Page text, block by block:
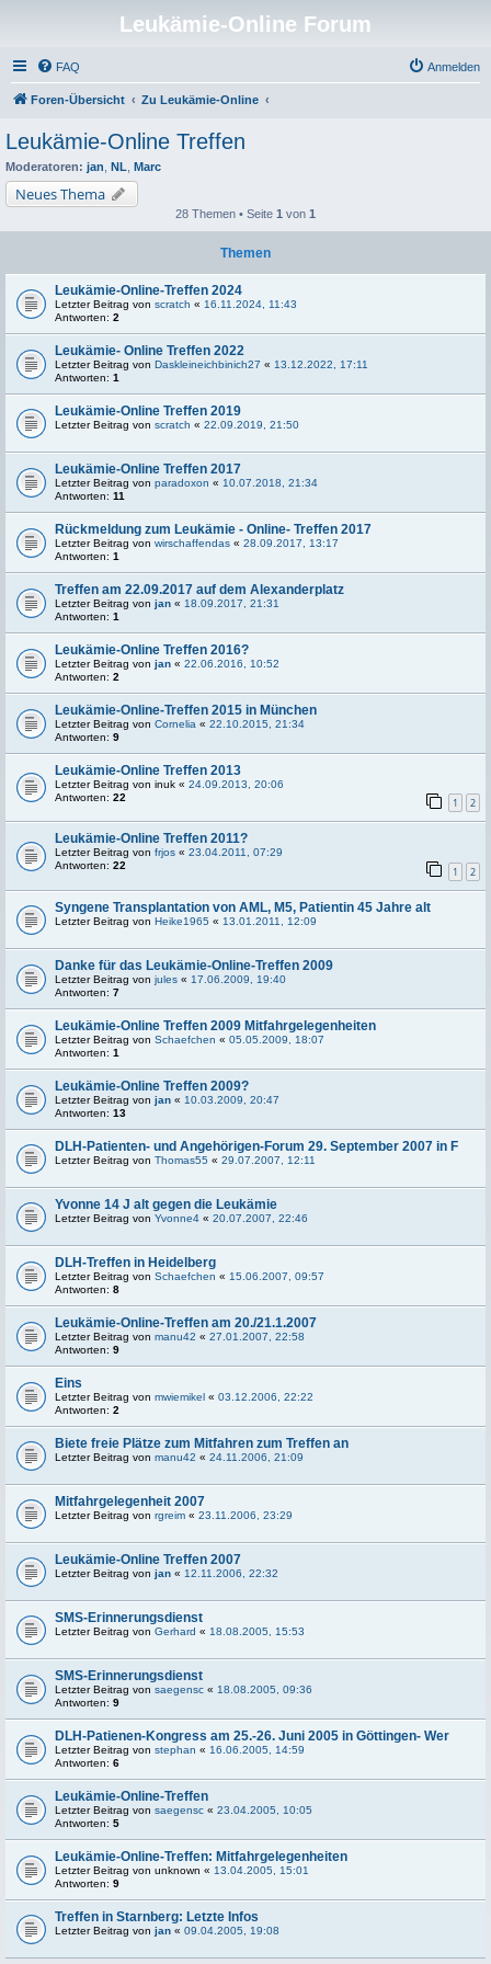
Leukämie-Online Forum
FAQ Anmelden
Foren-Übersicht Zu Leukämie-Online
Leukämie-Online Treffen
Moderatoren: jan NL Marc
Neues Thema
28 Themen • Seite 1 von 1
Themen
Leukämie-Online-Treffen 2024
Letzter Beitrag von scratch « 16.11.2024, 11:43
Antworten: 2
Leukämie- Online Treffen 2022
Letzter Beitrag von Daskleineichbinich27 « 13.12.2022, 17:11
Antworten: 1
Leukämie-Online Treffen 2019
Letzter Beitrag von scratch « 22.09.2019, 21:50
Leukämie-Online Treffen 2017
Letzter Beitrag von paradoxon « 10.07.2018, 21:34
Antworten: 11
Rückmeldung zum Leukämie - Online- Treffen 2017
Letzter Beitrag von wirschaffendas « 28.09.2017, 13:17
Antworten: 1
Treffen am 22.09.2017 auf dem Alexanderplatz
Letzter Beitrag von jan « 18.09.2017, 21:31
Antworten: 1
Leukämie-Online Treffen 2016?
Letzter Beitrag von jan « 22.06.2016, 10:52
Antworten: 2
Leukämie-Online-Treffen 2015 in München
Letzter Beitrag von Cornelia « 22.10.2015, 21:34
Antworten: 9
Leukämie-Online Treffen 2013
Letzter Beitrag von inuk « 24.09.2013, 20:06
Antworten: 22 1 2
Leukämie-Online Treffen 2011?
Letzter Beitrag von frjos « 23.04.2011, 07:29
Antworten: 22 1 2
Syngene Transplantation von AML, M5, Patientin 45 Jahre alt
Letzter Beitrag von Heike1965 « 13.01.2011, 12:09
Danke für das Leukämie-Online-Treffen 2009
Letzter Beitrag von jules « 17.06.2009, 19:40
Antworten: 7
Leukämie-Online Treffen 2009 Mitfahrgelegenheiten
Letzter Beitrag von Schaefchen « 05.05.2009, 18:07
Antworten: 1
Leukämie-Online Treffen 2009?
Letzter Beitrag von jan « 10.03.2009, 20:47
Antworten: 13
DLH-Patienten- und Angehörigen-Forum 29. September 2007 in F
Letzter Beitrag von Thomas55 « 29.07.2007, 12:11
Yvonne 14 J alt gegen die Leukämie
Letzter Beitrag von Yvonne4 « 20.07.2007, 22:46
DLH-Treffen in Heidelberg
Letzter Beitrag von Schaefchen « 15.06.2007, 09:57
Antworten: 8
Leukämie-Online-Treffen am 20./21.1.2007
Letzter Beitrag von manu42 « 27.01.2007, 22:58
Antworten: 9
Eins
Letzter Beitrag von mwiemikel « 03.12.2006, 22:22
Antworten: 2
Biete freie Plätze zum Mitfahren zum Treffen an
Letzter Beitrag von manu42 « 24.11.2006, 21:09
Mitfahrgelegenheit 2007
Letzter Beitrag von rgreim « 23.11.2006, 23:29
Leukämie-Online Treffen 2007
Letzter Beitrag von jan « 12.11.2006, 22:32
SMS-Erinnerungsdienst
Letzter Beitrag von Gerhard « 18.08.2005, 15:53
SMS-Erinnerungsdienst
Letzter Beitrag von saegensc « 18.08.2005, 09:36
Antworten: 9
DLH-Patienen-Kongress am 25.-26. Juni 2005 in Göttingen- Wer
Letzter Beitrag von stephan « 16.06.2005, 14:59
Antworten: 6
Leukämie-Online-Treffen
Letzter Beitrag von saegensc « 23.04.2005, 10:05
Antworten: 5
Leukämie-Online-Treffen: Mitfahrgelegenheiten
Letzter Beitrag von unknown « 13.04.2005, 15:01
Antworten: 9
Treffen in Starnberg: Letzte Infos
Letzter Beitrag von jan « 09.04.2005, 19:08